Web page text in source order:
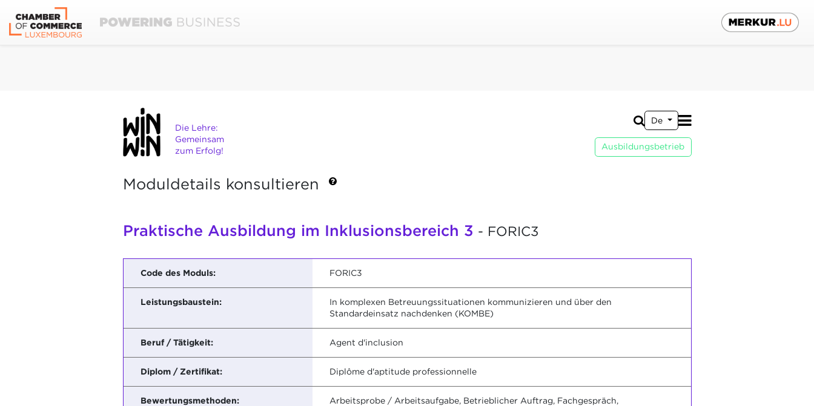
Die Lehre:
Gemeinsam
zum Erfolg!
De
Ausbildungsbetrieb
Moduldetails konsultieren
Praktische Ausbildung im Inklusionsbereich 3 - FORIC3
Code des Moduls: FORIC3
Leistungsbaustein:
In komplexen Betreuungssituationen kommunizieren und über den
Standardeinsatz nachdenken (KOMBE)
Beruf / Tätigkeit: Agent d'inclusion
Diplom / Zertifikat: Diplôme d'aptitude professionnelle
Bewertungsmethoden:
Arbeitsprobe / Arbeitsaufgabe, Betrieblicher Auftrag, Fachgespräch,